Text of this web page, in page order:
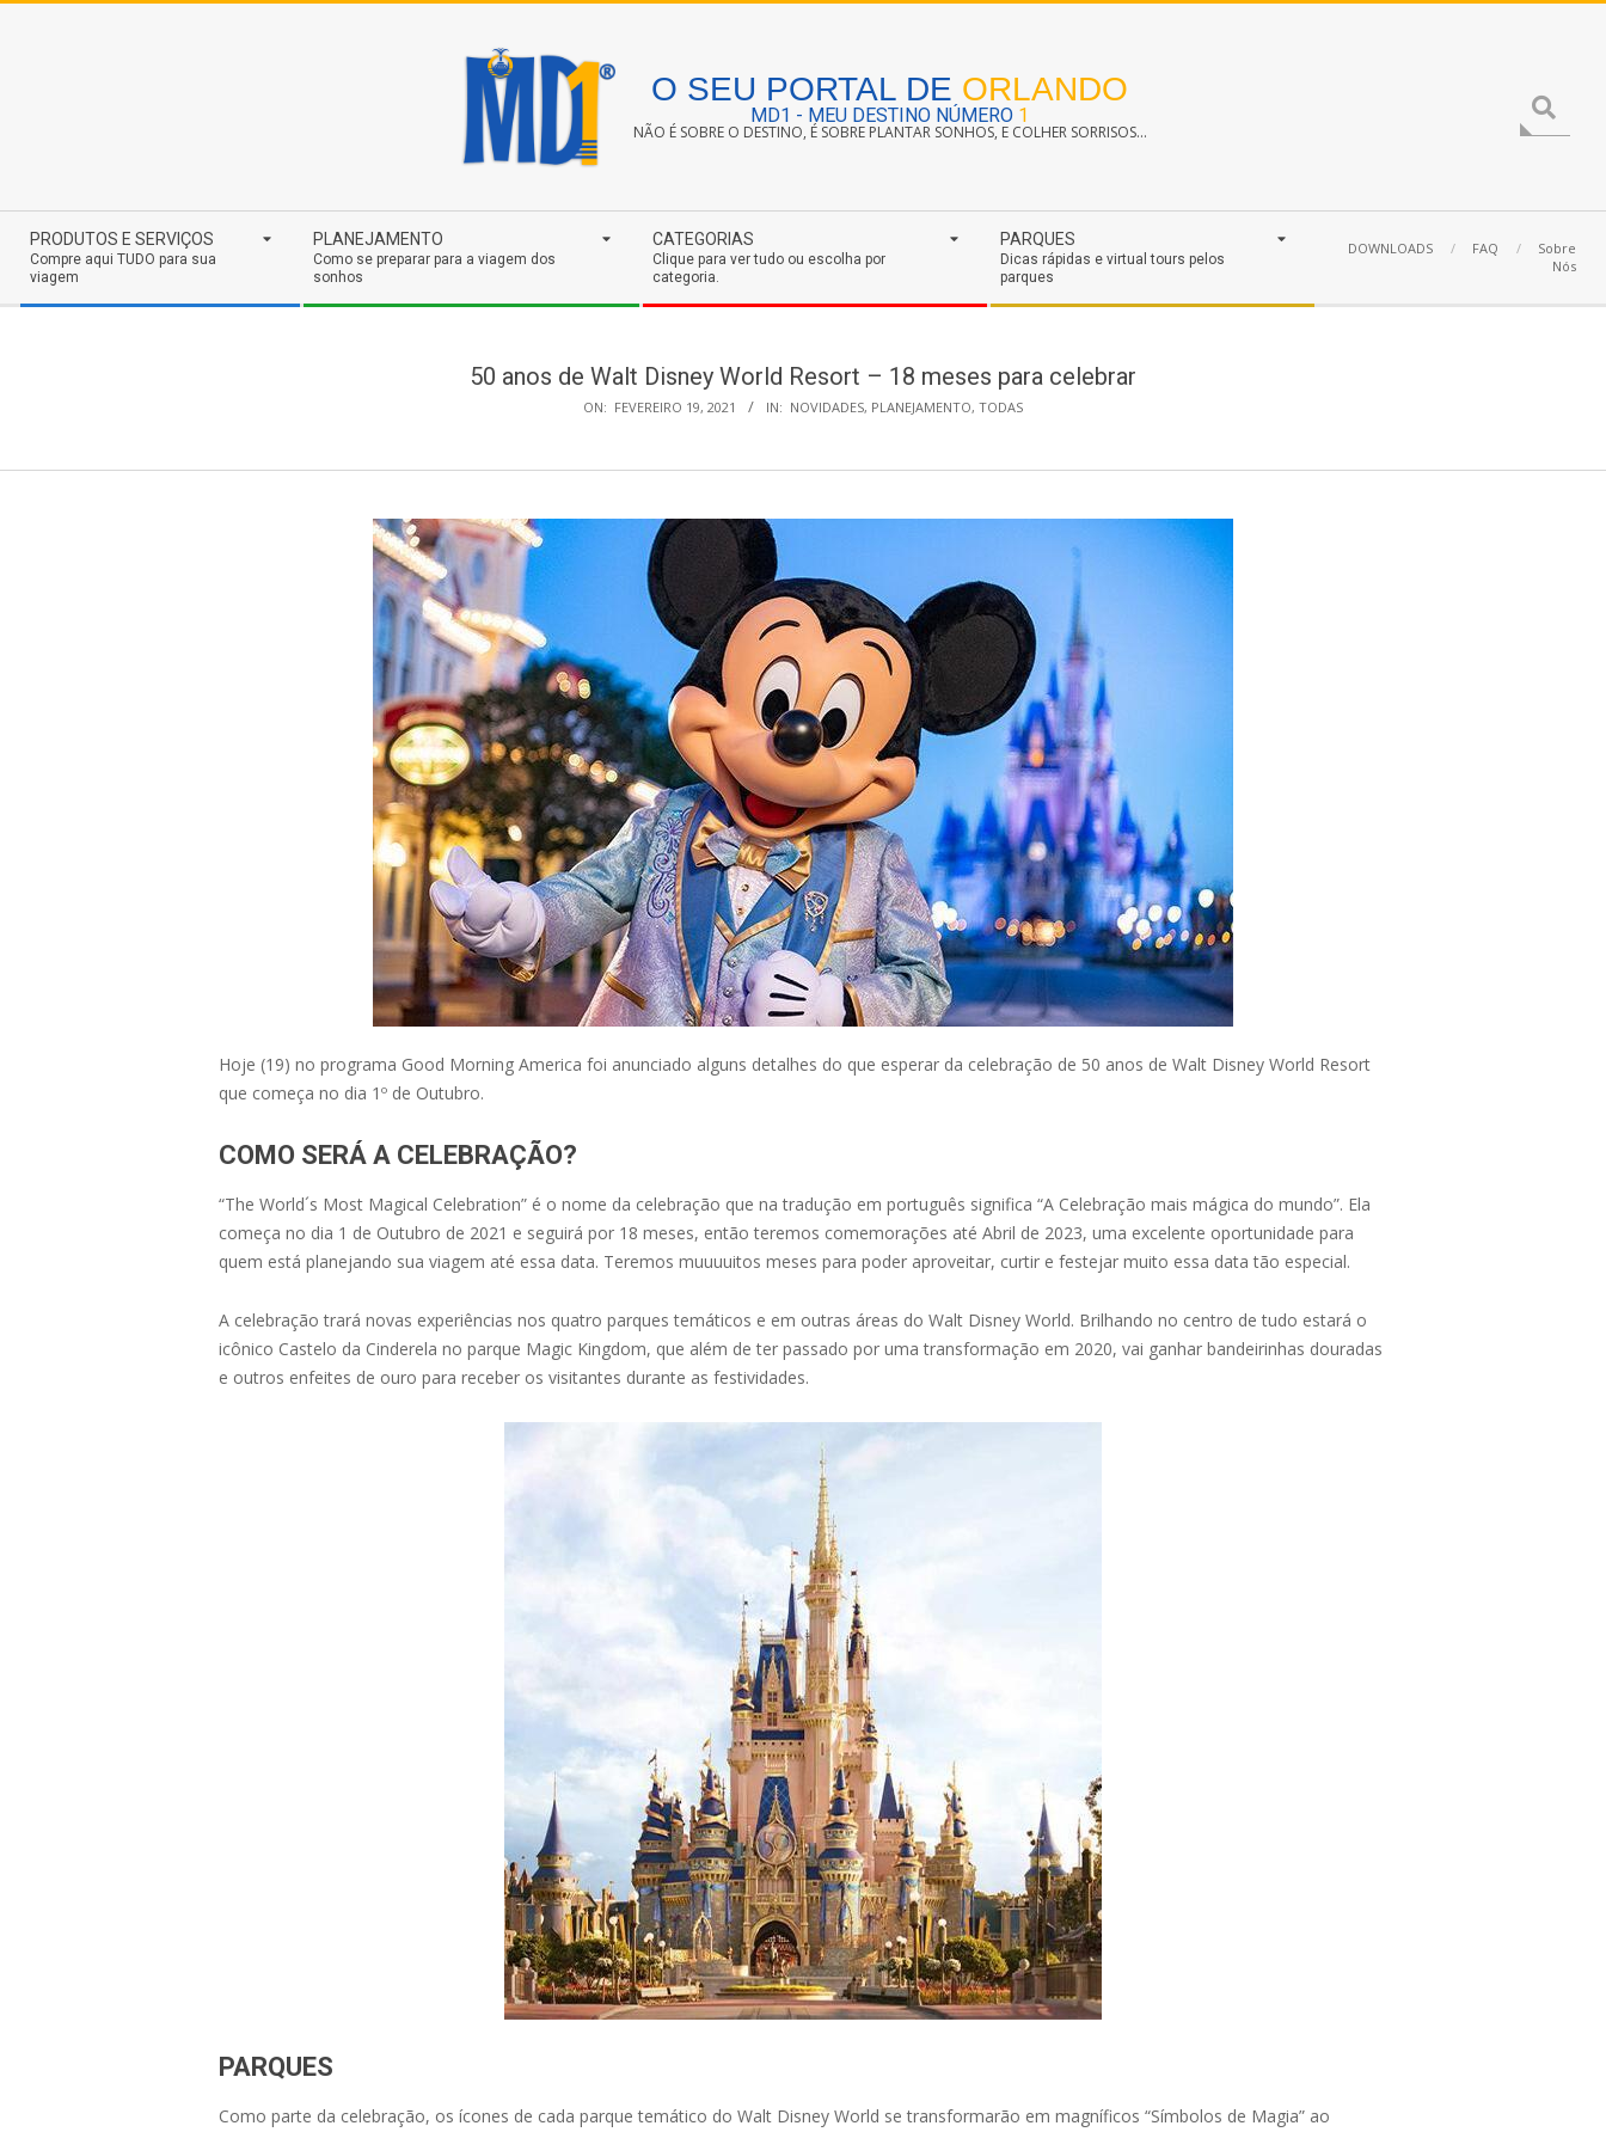
O SEU PORTAL DE ORLANDO
MD1 - MEU DESTINO NÚMERO 1
NÃO É SOBRE O DESTINO, É SOBRE PLANTAR SONHOS, E COLHER SORRISOS...
Navigation
Menu
PRODUTOS E SERVIÇOS
Compre aqui TUDO para sua
viagem
PLANEJAMENTO
Como se preparar para a viagem dos
sonhos
CATEGORIAS
Clique para ver tudo ou escolha por
categoria.
PARQUES
Dicas rápidas e virtual tours pelos
parques
DOWNLOADS FAQ
Sobre
Nós
50 anos de Walt Disney World Resort – 18 meses para celebrar
ON: FEVEREIRO 19, 2021 IN: NOVIDADES, PLANEJAMENTO, TODAS
Hoje (19) no programa Good Morning America foi anunciado alguns detalhes do que esperar da celebração de 50 anos de Walt Disney World Resort
que começa no dia 1º de Outubro.
COMO SERÁ A CELEBRAÇÃO?
“The World´s Most Magical Celebration” é o nome da celebração que na tradução em português significa “A Celebração mais mágica do mundo”. Ela
começa no dia 1 de Outubro de 2021 e seguirá por 18 meses, então teremos comemorações até Abril de 2023, uma excelente oportunidade para
quem está planejando sua viagem até essa data. Teremos muuuuitos meses para poder aproveitar, curtir e festejar muito essa data tão especial.
A celebração trará novas experiências nos quatro parques temáticos e em outras áreas do Walt Disney World. Brilhando no centro de tudo estará o
icônico Castelo da Cinderela no parque Magic Kingdom, que além de ter passado por uma transformação em 2020, vai ganhar bandeirinhas douradas
e outros enfeites de ouro para receber os visitantes durante as festividades.
PARQUES
Como parte da celebração, os ícones de cada parque temático do Walt Disney World se transformarão em magníficos “Símbolos de Magia” ao